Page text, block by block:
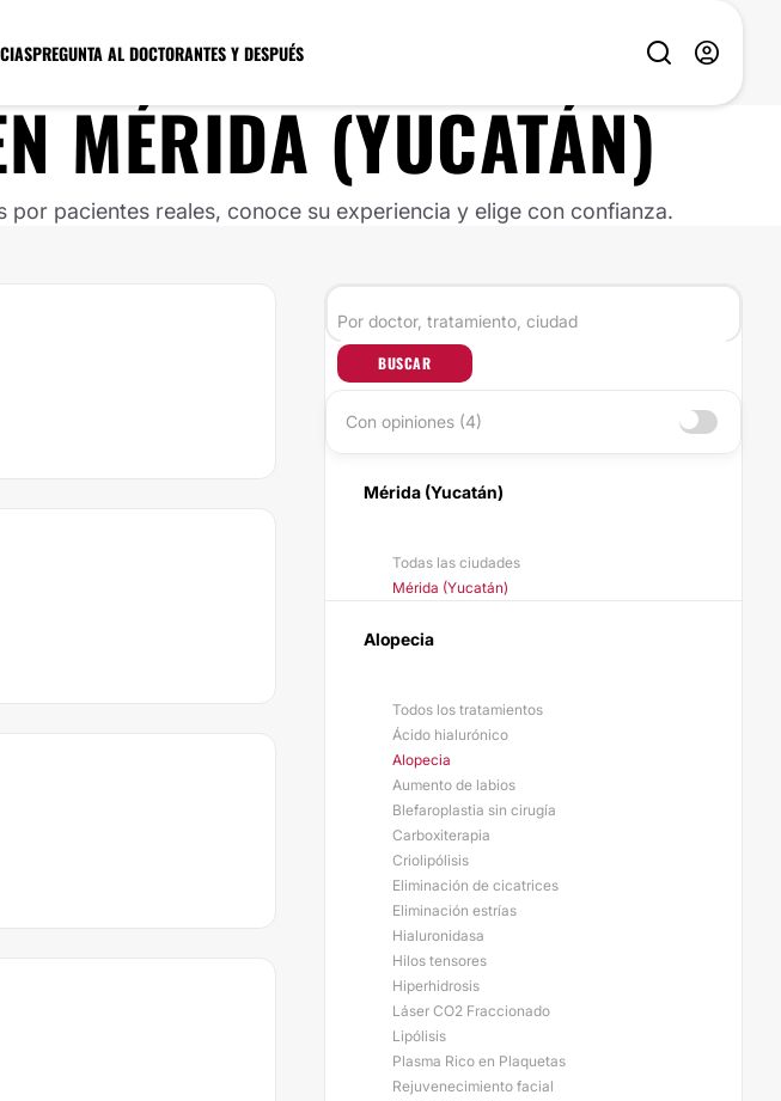
PREGUNTA AL DOCTORANTES Y DESPUÉS
MÉRIDA (YUCATÁN)
pacientes reales, conoce su experiencia y elige con confianza.
BUSCAR
Con opiniones (4)
Mérida (Yucatán)
Todas las ciudades
Mérida (Yucatán)
Alopecia
Todos los tratamientos
Ácido hialurónico
Alopecia
Aumento de labios
Blefaroplastia sin cirugía
Carboxiterapia
Criolipólisis
Eliminación de cicatrices
Eliminación estrías
Hialuronidasa
Hilos tensores
Hiperhidrosis
Láser CO2 Fraccionado
Lipólisis
Plasma Rico en Plaquetas
Rejuvenecimiento facial